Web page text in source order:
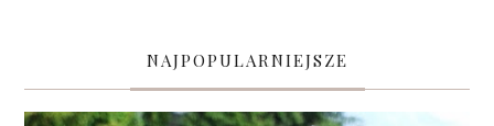
NAJPOPULARNIEJSZE